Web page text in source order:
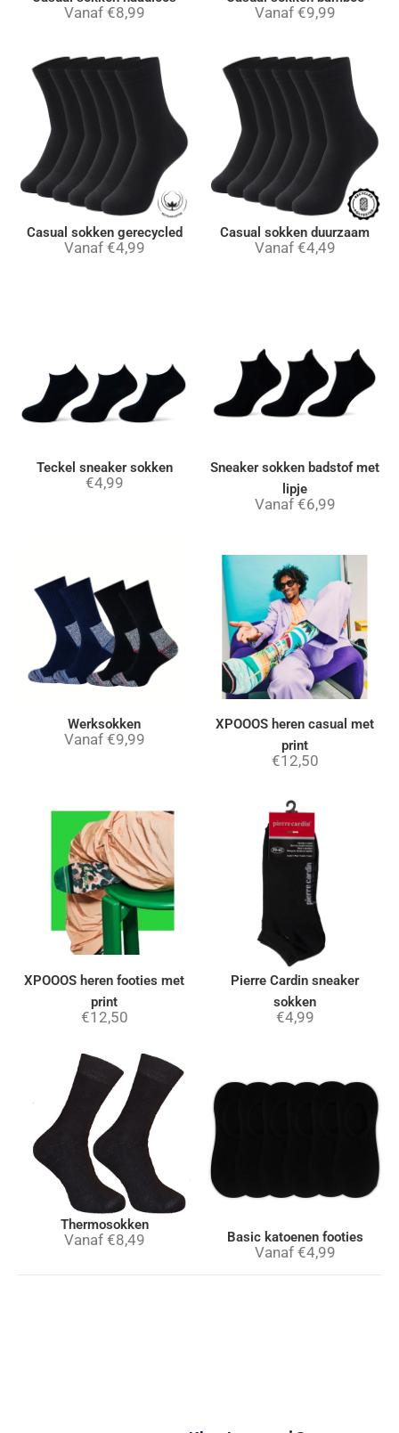
Vanaf €8,99 Vanaf €9,99
Casual sokken gerecycled
Vanaf €4,99
Casual sokken duurzaam
Vanaf €4,49
Teckel sneaker sokken
€4,99
Sneaker sokken badstof met
lipje
Vanaf €6,99
Werksokken
Vanaf €9,99
XPOOOS heren casual met
print
€12,50
XPOOOS heren footies met
print
€12,50
Pierre Cardin sneaker
sokken
€4,99
Thermosokken
Vanaf €8,49 Basic katoenen footies
Vanaf €4,99